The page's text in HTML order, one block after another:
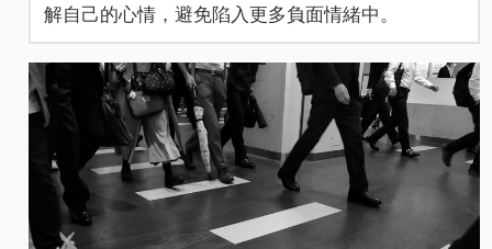
解自己的心情，避免陷入更多負面情緒中。